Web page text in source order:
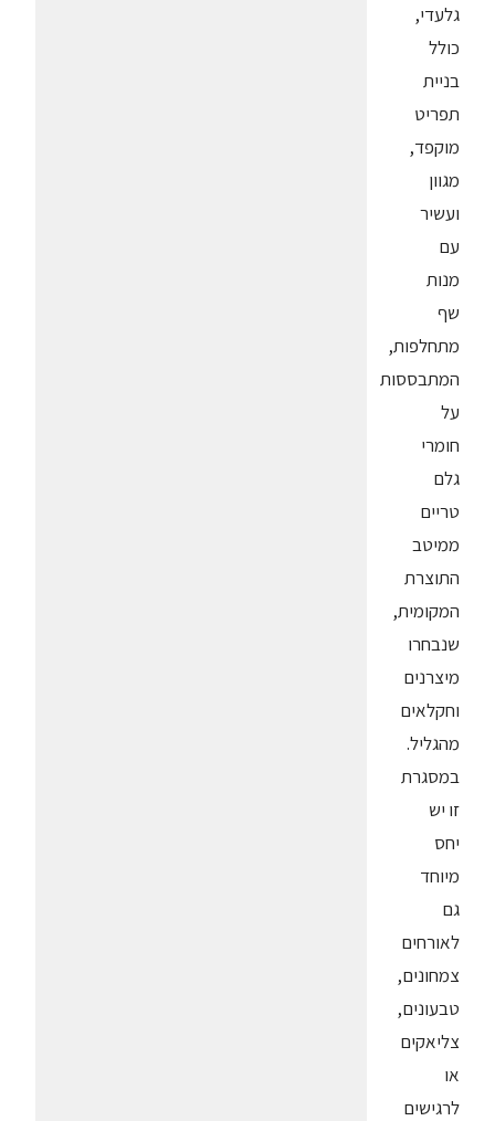
גלעדי,
כולל
בניית
תפריט
מוקפד,
מגוון
ועשיר
עם
מנות
שף
מתחלפות,
המתבססות
על
חומרי
גלם
טריים
ממיטב
התוצרת
המקומית,
שנבחרו
מיצרנים
וחקלאים
מהגליל.
במסגרת
זו יש
יחס
מיוחד
גם
לאורחים
צמחונים,
טבעונים,
צליאקים
או
לרגישים